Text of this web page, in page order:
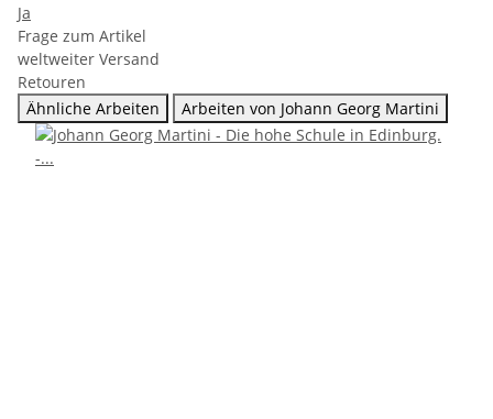
Ja
Frage zum Artikel
weltweiter Versand
Retouren
Ähnliche Arbeiten
Arbeiten von Johann Georg Martini